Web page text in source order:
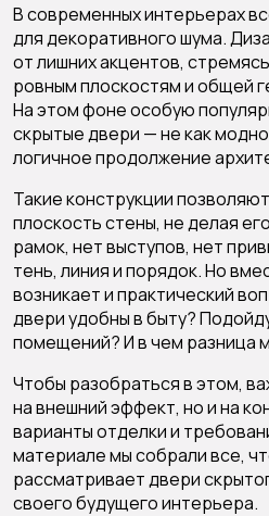
В современных интерьерах
для декоративного шума.
от лишних акцентов,
ровным плоскостям и общей
На этом фоне особую
скрытые двери — не как
логичное продолжение
Такие конструкции
плоскость стены, не делая
рамок, нет выступов, нет
тень, линия и порядок. Но
возникает и практический
двери удобны в быту?
помещений? И в чем разница
Чтобы разобраться в этом,
на внешний эффект, но и на
варианты отделки и
материале мы собрали все,
рассматривает двери
своего будущего интерьера.